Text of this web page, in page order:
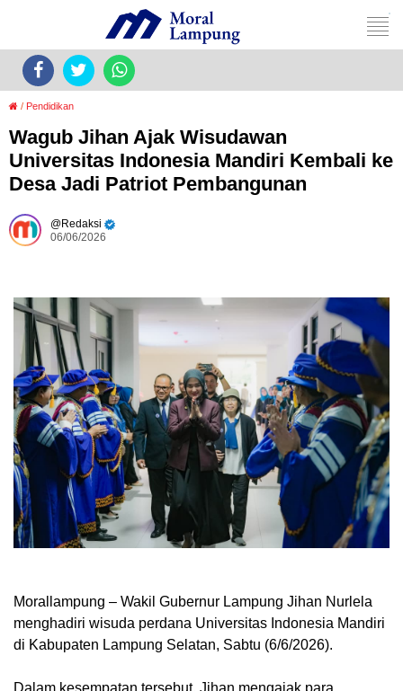
/ Pendidikan
Wagub Jihan Ajak Wisudawan
Universitas Indonesia Mandiri Kembali ke
Desa Jadi Patriot Pembangunan
Redaksi
06/06/2026
Morallampung – Wakil Gubernur Lampung Jihan Nurlela
menghadiri wisuda perdana Universitas Indonesia Mandiri
di Kabupaten Lampung Selatan, Sabtu (6/6/2026).
Dalam kesempatan tersebut, Jihan mengajak para